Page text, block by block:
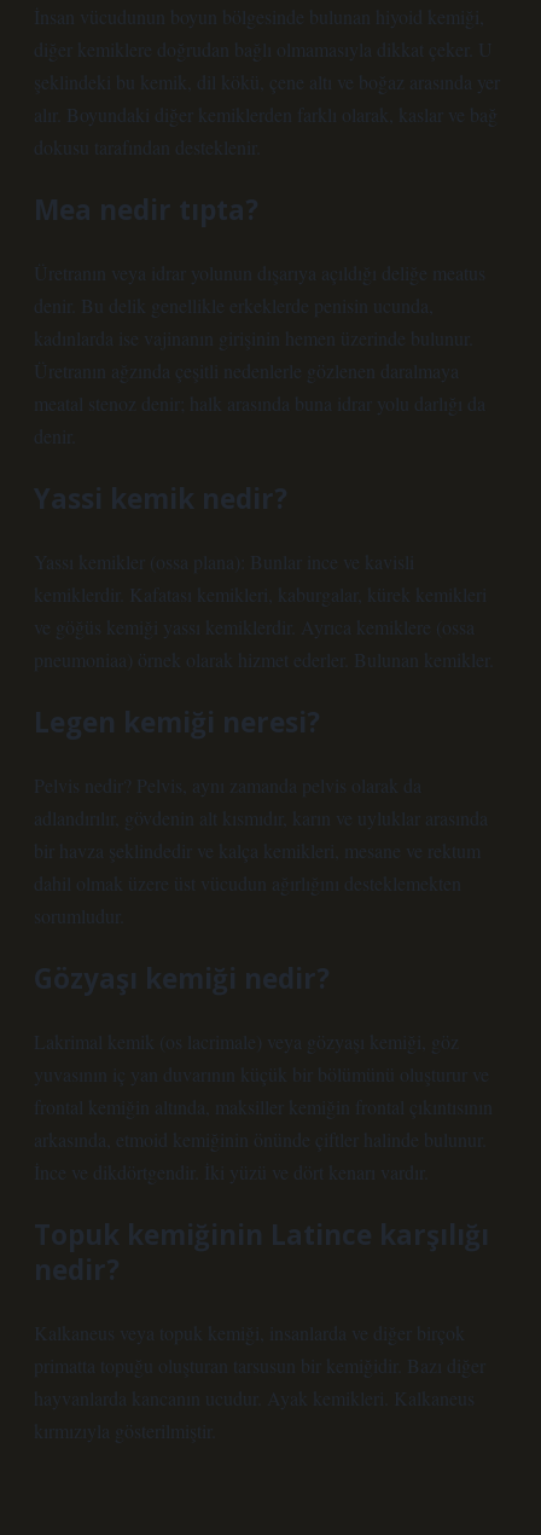
İnsan vücudunun boyun bölgesinde bulunan hiyoid kemiği,
diğer kemiklere doğrudan bağlı olmamasıyla dikkat çeker. U
şeklindeki bu kemik, dil kökü, çene altı ve boğaz arasında yer
alır. Boyundaki diğer kemiklerden farklı olarak, kaslar ve bağ
dokusu tarafından desteklenir.
Mea nedir tıpta?
Üretranın veya idrar yolunun dışarıya açıldığı deliğe meatus
denir. Bu delik genellikle erkeklerde penisin ucunda,
kadınlarda ise vajinanın girişinin hemen üzerinde bulunur.
Üretranın ağzında çeşitli nedenlerle gözlenen daralmaya
meatal stenoz denir; halk arasında buna idrar yolu darlığı da
denir.
Yassi kemik nedir?
Yassı kemikler (ossa plana): Bunlar ince ve kavisli
kemiklerdir. Kafatası kemikleri, kaburgalar, kürek kemikleri
ve göğüs kemiği yassı kemiklerdir. Ayrıca kemiklere (ossa
pneumoniaa) örnek olarak hizmet ederler. Bulunan kemikler.
Legen kemiği neresi?
Pelvis nedir? Pelvis, aynı zamanda pelvis olarak da
adlandırılır, gövdenin alt kısmıdır, karın ve uyluklar arasında
bir havza şeklindedir ve kalça kemikleri, mesane ve rektum
dahil olmak üzere üst vücudun ağırlığını desteklemekten
sorumludur.
Gözyaşı kemiği nedir?
Lakrimal kemik (os lacrimale) veya gözyaşı kemiği, göz
yuvasının iç yan duvarının küçük bir bölümünü oluşturur ve
frontal kemiğin altında, maksiller kemiğin frontal çıkıntısının
arkasında, etmoid kemiğinin önünde çiftler halinde bulunur.
İnce ve dikdörtgendir. İki yüzü ve dört kenarı vardır.
Topuk kemiğinin Latince karşılığı
nedir?
Kalkaneus veya topuk kemiği, insanlarda ve diğer birçok
primatta topuğu oluşturan tarsusun bir kemiğidir. Bazı diğer
hayvanlarda kancanın ucudur. Ayak kemikleri. Kalkaneus
kırmızıyla gösterilmiştir.